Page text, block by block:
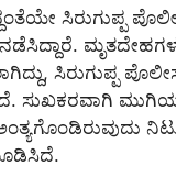
ಸಿರುಗುಪ್ಪ
ಸಿರುಗುಪ್ಪ
ಸುಖಕರವಾಗಿ